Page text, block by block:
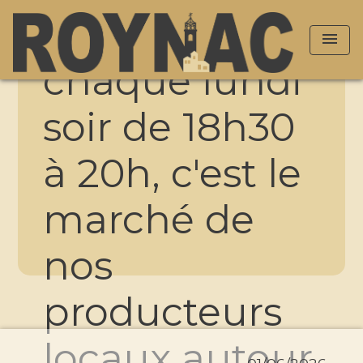
menu
chaque lundi
soir de 18h30
à 20h, c'est le
marché de
nos
producteurs